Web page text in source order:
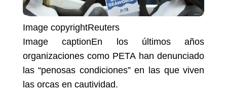
Image copyrightReuters
Image captionEn los últimos años
organizaciones como PETA han denunciado
las “penosas condiciones” en las que viven
las orcas en cautividad.